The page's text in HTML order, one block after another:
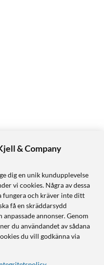
& Company
dig en unik kundupplevelse
vi cookies. Några av dessa
fungera och kräver inte ditt
få en skräddarsydd
annonser. Genom
du användandet av sådana
du vill godkänna via